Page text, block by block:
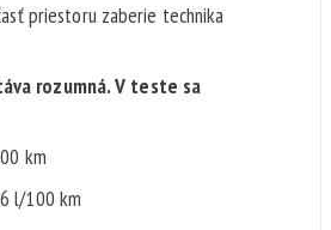
priestoru zaberie technika
rozumná. V teste sa
km
l/100 km